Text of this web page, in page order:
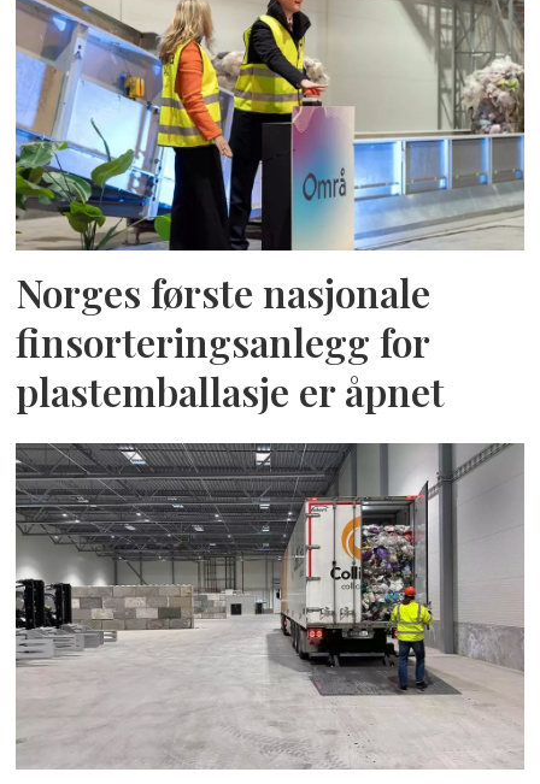
Norges første nasjonale
finsorteringsanlegg for
plastemballasje er åpnet